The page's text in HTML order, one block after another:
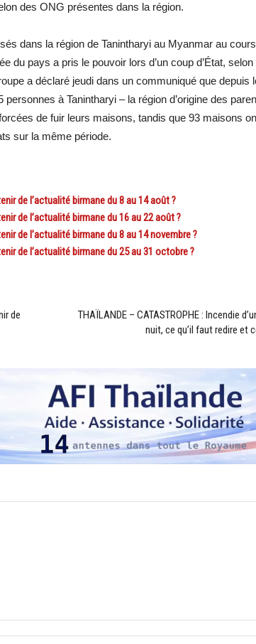
des ONG présentes dans la région.
dans la région de Tanintharyi au Myanmar au
du pays a pris le pouvoir lors d’un coup d’État,
a déclaré jeudi dans un communiqué que depuis
à Tanintharyi – la région d’origine des
de fuir leurs maisons, tandis que 93 maisons
sur la même période.
de l’actualité birmane du 8 au 14 août ?
de l’actualité birmane du 16 au 22 août ?
de l’actualité birmane du 8 au 14 novembre ?
de l’actualité birmane du 25 au 31 octobre ?
de
THAÏLANDE – CATASTROPHE : Incendie
nuit, ce qu’il faut redire et